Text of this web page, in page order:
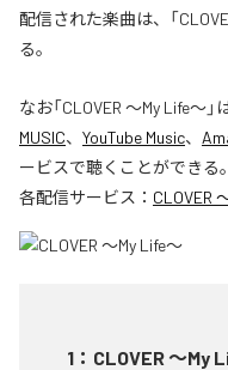
配信された楽曲は、「
る。
なお「CLOVER ～My Life～」
MUSIC、 YouTube Music、
ービスで聴くことができる。
各配信サービス： CLOVER
1 ： CLOVER ～My